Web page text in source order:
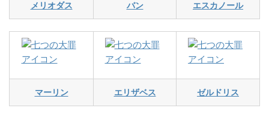
メリオダス バン エスカノール
マーリン エリザベス ゼルドリス